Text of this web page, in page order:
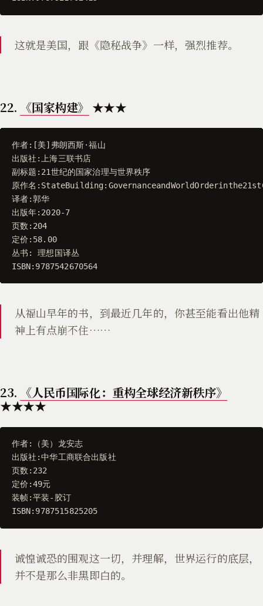
这就是美国，跟《隐秘战争》一样，强烈推荐。
22. 《国家构建》 ★★★
作者:[美] 弗朗西斯·福山
出版社 : 上海三联书店
副标题 : 21世纪的国家治理与世界秩序
原作名 : StateBuilding:
译者:郭华
出版年: 2020-7
页数 : 204
定价 : 58.00
丛书 :
理想国译丛
ISBN: 9787542670564
从福山早年的书，到最近几年的，你甚至能看出他精
神上有点崩不住……
23. 《人民币国际化：重构全球经济新秩序》
★★★★
作者: （美） 龙安志
出版社 :中华工商联合出版社
页数 : 232
定价 :49元
装帧:平装- 胶订
ISBN: 9787515825205
诚惶诚恐的围观这一切，并理解，世界运行的底层，
并不是那么非黑即白的。